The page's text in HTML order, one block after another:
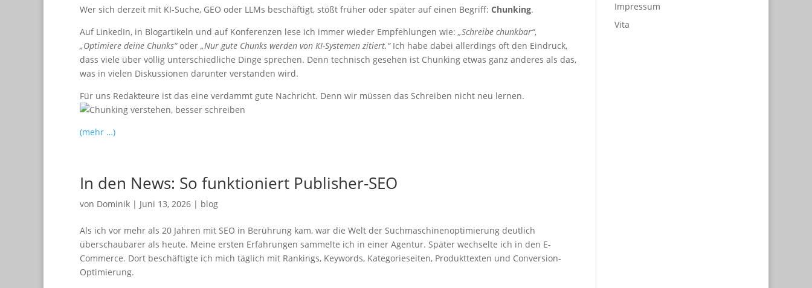
Wer sich derzeit mit KI-Suche, GEO oder LLMs beschäftigt, stößt früher oder später auf einen Begriff: Chunking.
Auf LinkedIn, in Blogartikeln und auf Konferenzen lese ich immer wieder Empfehlungen wie: „Schreibe chunkbar“,
„Optimiere deine Chunks“oder „Nur gute Chunks werden von KI-Systemen zitiert.“Ich habe dabei allerdings oft den Eindruck,
dass viele über völlig unterschiedliche Dinge sprechen. Denn technisch gesehen ist Chunking etwas ganz anderes als das,
was in vielen Diskussionen darunter verstanden wird.
Für uns Redakteure ist das eine verdammt gute Nachricht. Denn wir müssen das Schreiben nicht neu lernen.
(mehr …)
In den News: So funktioniert Publisher-SEO
von Dominik | Juni 13, 2026 | blog
Als ich vor mehr als 20 Jahren mit SEO in Berührung kam, war die Welt der Suchmaschinenoptimierung deutlich
überschaubarer als heute. Meine ersten Erfahrungen sammelte ich in einer Agentur. Später wechselte ich in den E-
Commerce. Dort beschäftigte ich mich täglich mit Rankings, Keywords, Kategorieseiten, Produkttexten und Conversion-
Optimierung.
Impressum
Vita